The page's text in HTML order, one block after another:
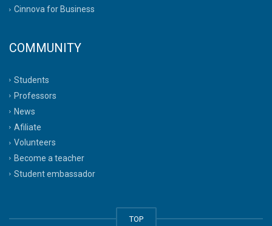
Cinnova for Business
COMMUNITY
Students
Professors
News
Afiliate
Volunteers
Become a teacher
Student embassador
TOP